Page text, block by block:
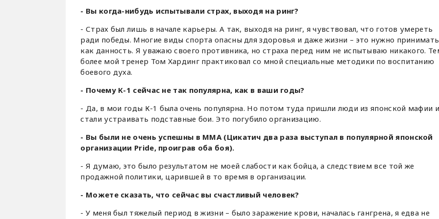
- Вы когда-нибудь испытывали страх, выходя на ринг?
- Страх был лишь в начале карьеры. А так, выходя на ринг, я чувствовал, что готов умереть
ради победы. Многие виды спорта опасны для здоровья и даже жизни – это нужно принимать
как данность. Я уважаю своего противника, но страха перед ним не испытываю никакого.
более мой тренер Том Хардинг практиковал со мной специальные методики по воспитанию
боевого духа.
- Почему К-1 сейчас не так популярна, как в ваши годы?
- Да, в мои годы К-1 была очень популярна. Но потом туда пришли люди из японской мафии и
стали устраивать подставные бои. Это погубило организацию.
- Вы были не очень успешны в ММА (Цикатич два раза выступал в популярной японской
организации Pride, проиграв оба боя).
- Я думаю, это было результатом не моей слабости как бойца, а следствием все той же
продажной политики, царившей в то время в организации.
- Можете сказать, что сейчас вы счастливый человек?
- У меня был тяжелый период в жизни – было заражение крови, началась гангрена, я едва не